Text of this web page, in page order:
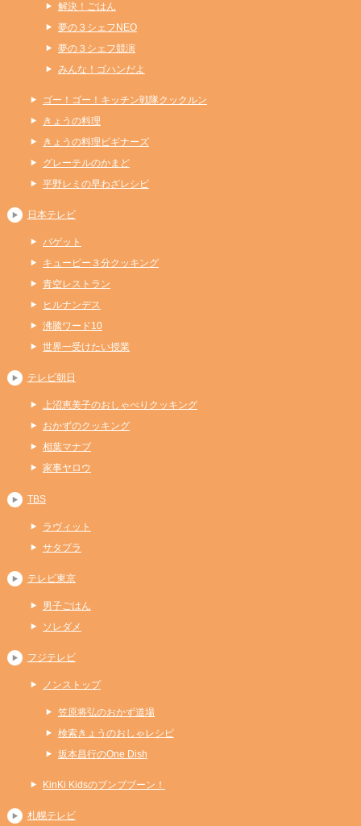
解決！ごはん
夢の３シェフNEO
夢の３シェフ競演
みんな！ゴハンだよ
ゴー！ゴー！キッチン戦隊クックルン
きょうの料理
きょうの料理ビギナーズ
グレーテルのかまど
平野レミの早わざレシピ
日本テレビ
バゲット
キューピー３分クッキング
青空レストラン
ヒルナンデス
沸騰ワード10
世界一受けたい授業
テレビ朝日
上沼恵美子のおしゃべりクッキング
おかずのクッキング
相葉マナブ
家事ヤロウ
TBS
ラヴィット
サタプラ
テレビ東京
男子ごはん
ソレダメ
フジテレビ
ノンストップ
笠原将弘のおかず道場
検索きょうのおしゃレシピ
坂本昌行のOne Dish
KinKi Kidsのブンブブーン！
札幌テレビ